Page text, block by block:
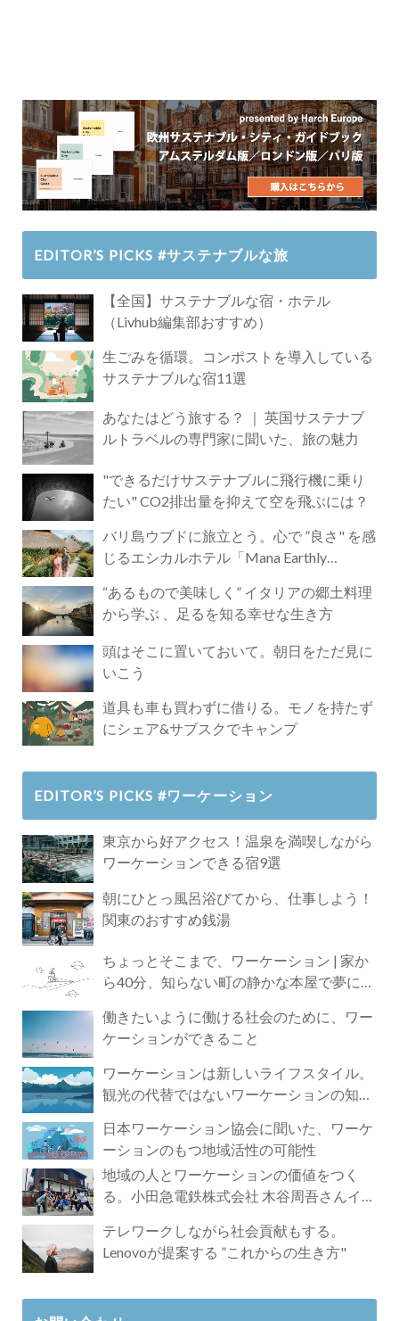
EDITOR’S PICKS #サステナブルな旅
【全国】サステナブルな宿・ホテル
（Livhub編集部おすすめ）
生ごみを循環。コンポストを導入している
サステナブルな宿11選
あなたはどう旅する？ ｜ 英国サステナブ
ルトラベルの専門家に聞いた、旅の魅力
"できるだけサステナブルに飛行機に乗り
たい" CO2排出量を抑えて空を飛ぶには？
バリ島ウブドに旅立とう。心で ”良さ" を感
じるエシカルホテル「Mana Earthly
“あるもので美味しく” イタリアの郷土料理
から学ぶ 、足るを知る幸せな生き方
頭はそこに置いておいて。朝日をただ見に
いこう
道具も車も買わずに借りる。モノを持たず
にシェア&サブスクでキャンプ
EDITOR’S PICKS #ワーケーション
東京から好アクセス！温泉を満喫しながら
ワーケーションできる宿9選
朝にひとっ風呂浴びてから、仕事しよう！
関東のおすすめ銭湯
ちょっとそこまで、ワーケーション | 家か
ら40分、知らない町の静かな本屋で夢に近
働きたいように働ける社会のために、ワー
ケーションができること
ワーケーションは新しいライフスタイル。
観光の代替ではないワーケーションの知ら
日本ワーケーション協会に聞いた、ワーケ
ーションのもつ地域活性の可能性
地域の人とワーケーションの価値をつく
る。小田急電鉄株式会社 木谷周吾さんイン
テレワークしながら社会貢献もする。
Lenovoが提案する ”これからの生き方"